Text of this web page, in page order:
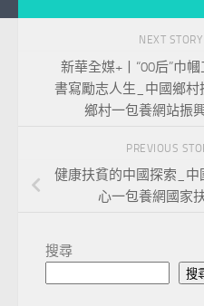
NEXT STORY
新華全媒+丨“00后”巾
書寫勵志人生_中國鄉
鄉村一包養網站振
PREVIOUS
健康扶貧的中國探索_
心一包養網國家
搜尋
搜